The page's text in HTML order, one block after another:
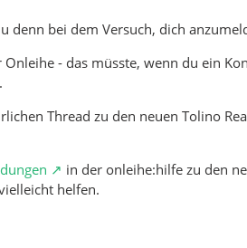
denn bei dem Versuch, dich
- das müsste, wenn du ein
Thread zu den neuen Tolino
in der onleihe:hilfe zu den
helfen.